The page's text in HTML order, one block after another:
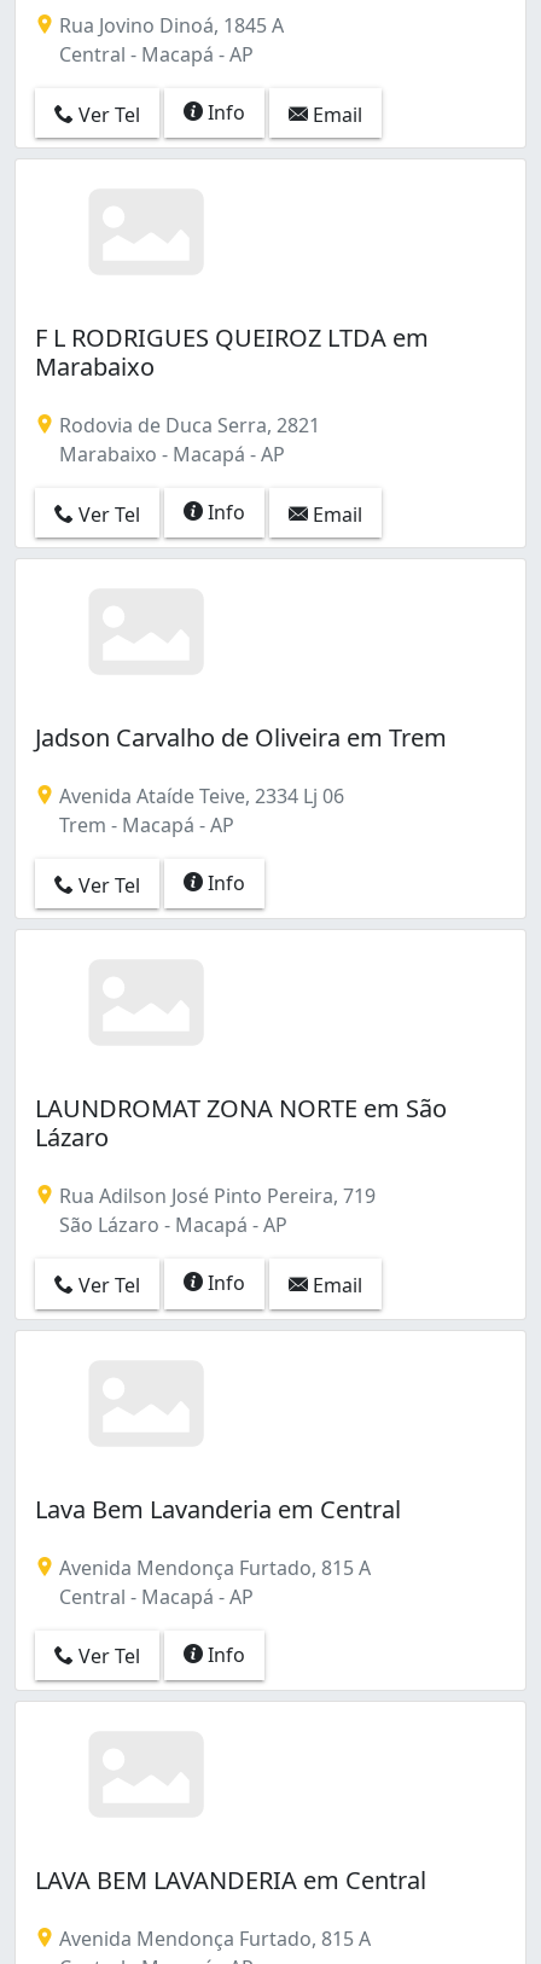
Rua Jovino Dinoá, 1845 A
Central - Macapá - AP
Ver Tel Info Email
F L RODRIGUES QUEIROZ LTDA em
Marabaixo
Rodovia de Duca Serra, 2821
Marabaixo - Macapá - AP
Ver Tel Info Email
Jadson Carvalho de Oliveira em Trem
Avenida Ataíde Teive, 2334 Lj 06
Trem - Macapá - AP
Ver Tel Info
LAUNDROMAT ZONA NORTE em São
Lázaro
Rua Adilson José Pinto Pereira, 719
São Lázaro - Macapá - AP
Ver Tel Info Email
Lava Bem Lavanderia em Central
Avenida Mendonça Furtado, 815 A
Central - Macapá - AP
Ver Tel Info
LAVA BEM LAVANDERIA em Central
Avenida Mendonça Furtado, 815 A